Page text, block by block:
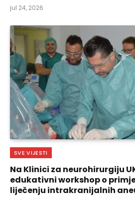
jul 24, 2026
SVE VIJESTI
Na Klinici za neurohirurgiju
edukativni workshop o
liječenju intrakranijalnih